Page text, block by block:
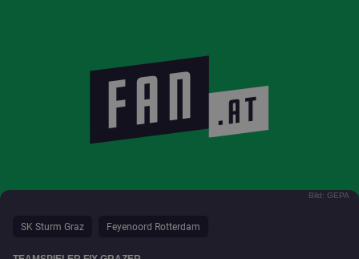
Bild: GEPA
SK Sturm Graz Feyenoord Rotterdam